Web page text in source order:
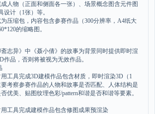
人物（正面和侧面各一张）、场景概念图含元件图
设计（1张）等。
压缩包，内容包含参赛作品（300分辨率，A4纸大
的缩略图。
志异》中《聂小倩》的故事为背景同时提供即时渲
作品，否则将被视为无效作品。
工具完成3D建模作品包含材质，即时渲染3D（1
考察参赛作品的人物和故事是否匹配、人体结构是
优美、贴图纹理色彩/pattern和谐是否和谐等要素。
工具完成建模作品包含修图成果预渲染